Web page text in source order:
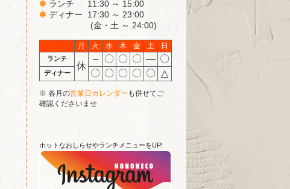
✽ ランチ 11:30 ～ 15:00
✽ ディナー 17:30 ～ 23:00
(金・土 ～ 24:00)
月 火 水 木 金 土 日
ランチ
休
– 〇 〇 〇 ― 〇
ディナー 〇 〇 〇 〇 〇 △
※ 各月の営業日カレンダー も併せてご
確認くださいませ
ホットなおしらせやランチメニューをUP!